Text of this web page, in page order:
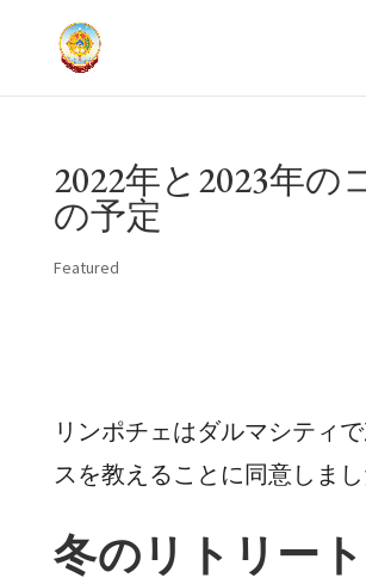
2022年と2023年の
の予定
Featured
リンポチェはダルマシティ
スを教えることに同意しまし
冬のリトリー